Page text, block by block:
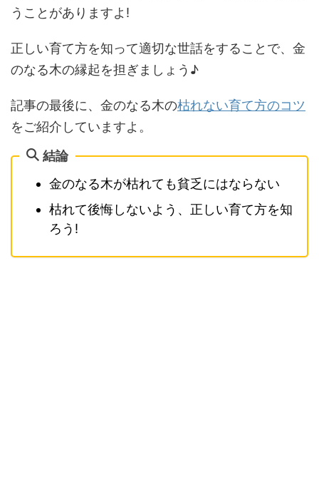
うことがありますよ!
正しい育て方を知って適切な世話をすることで、金
のなる木の縁起を担ぎましょう♪
記事の最後に、金のなる木の枯れない育て方のコツ
をご紹介していますよ。
結論
金のなる木が枯れても貧乏にはならない
枯れて後悔しないよう、正しい育て方を知
ろう!